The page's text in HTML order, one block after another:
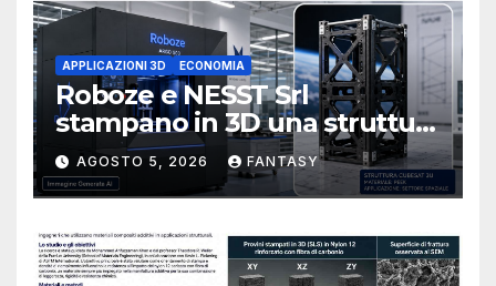
APPLICAZIONI 3D ECONOMIA
Roboze e NESST Srl
stampano in 3D una struttura
CubeSat 3U in Carbon PEEK
AGOSTO 5, 2026 FANTASY